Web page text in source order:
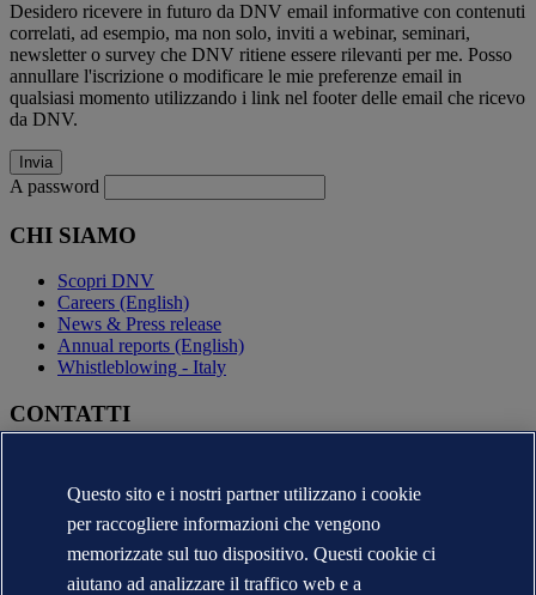
Desidero ricevere in futuro da DNV email informative con contenuti
correlati, ad esempio, ma non solo, inviti a webinar, seminari,
newsletter o survey che DNV ritiene essere rilevanti per me. Posso
annullare l'iscrizione o modificare le mie preferenze email in
qualsiasi momento utilizzando i link nel footer delle email che ricevo
da DNV.
A password
CHI SIAMO
Scopri DNV
Careers (English)
News & Press release
Annual reports (English)
Whistleblowing - Italy
CONTATTI
Contatti per la stampa
Segnalazioni e Reclami
Cambio Ragione Sociale
indirizzo posta certificata
Veracity (English)
Questo sito e i nostri partner utilizzano i cookie
per raccogliere informazioni che vengono
memorizzate sul tuo dispositivo. Questi cookie ci
aiutano ad analizzare il traffico web e a